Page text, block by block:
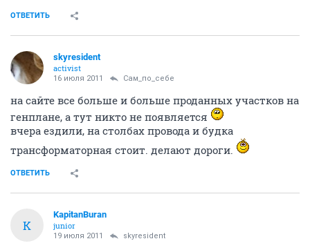
ОТВЕТИТЬ
skyresident
activist
16 июля 2011 Сам_по_себе
на сайте все больше и больше проданных участков на
генплане, а тут никто не появляется
вчера ездили, на столбах провода и будка
трансформаторная стоит. делают дороги.
ОТВЕТИТЬ
K
KapitanBuran
junior
19 июля 2011 skyresident